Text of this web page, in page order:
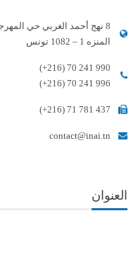
8 نهج أحمد الغربي حي المهرجان
المنزه 1 – 1082 تونس
(+216) 70 241 990
(+216) 70 241 996
(+216) 71 781 437
contact@inai.tn
العنوان